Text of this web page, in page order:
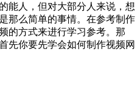
能人，但对大部分人来说，想
那么简单的事情。在参考制作
的方式来进行学习参考。那
先你要先学会如何制作视频网